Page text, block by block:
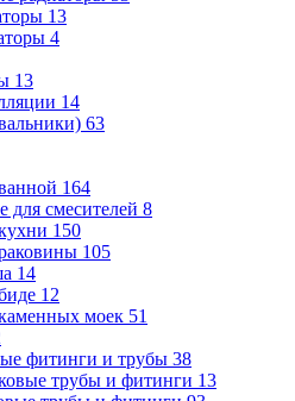
13
4
13
14
63
164
смесителей 8
150
105
14
12
моек 51
фитинги и трубы 38
трубы и фитинги 13